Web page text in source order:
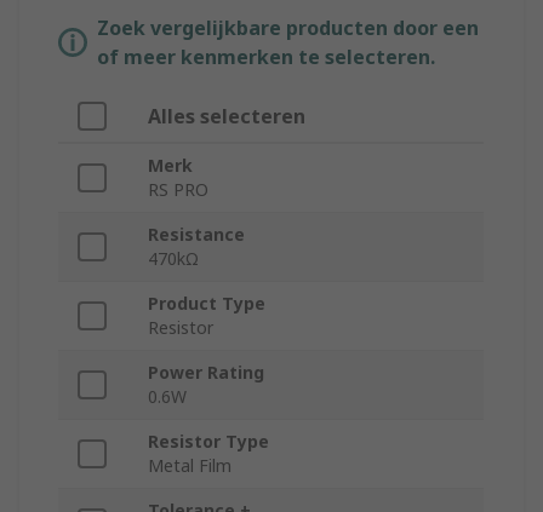
Zoek vergelijkbare producten door een
of meer kenmerken te selecteren.
Alles selecteren
Merk
RS PRO
Resistance
470kΩ
Product Type
Resistor
Power Rating
0.6W
Resistor Type
Metal Film